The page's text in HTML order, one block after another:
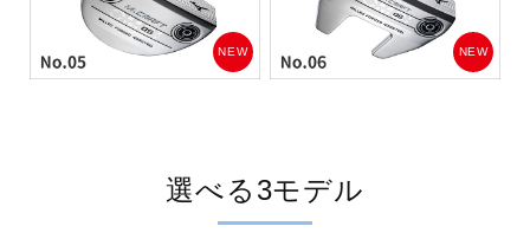
NEW NEW
選べる3モデル